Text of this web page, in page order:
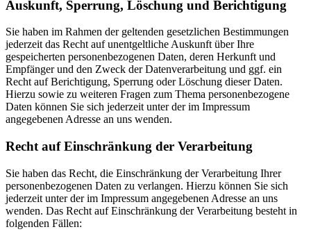
Auskunft, Sperrung, Löschung und Berichtigung
Sie haben im Rahmen der geltenden gesetzlichen Bestimmungen
jederzeit das Recht auf unentgeltliche Auskunft über Ihre
gespeicherten personenbezogenen Daten, deren Herkunft und
Empfänger und den Zweck der Datenverarbeitung und ggf. ein
Recht auf Berichtigung, Sperrung oder Löschung dieser Daten.
Hierzu sowie zu weiteren Fragen zum Thema personenbezogene
Daten können Sie sich jederzeit unter der im Impressum
angegebenen Adresse an uns wenden.
Recht auf Einschränkung der Verarbeitung
Sie haben das Recht, die Einschränkung der Verarbeitung Ihrer
personenbezogenen Daten zu verlangen. Hierzu können Sie sich
jederzeit unter der im Impressum angegebenen Adresse an uns
wenden. Das Recht auf Einschränkung der Verarbeitung besteht in
folgenden Fällen: